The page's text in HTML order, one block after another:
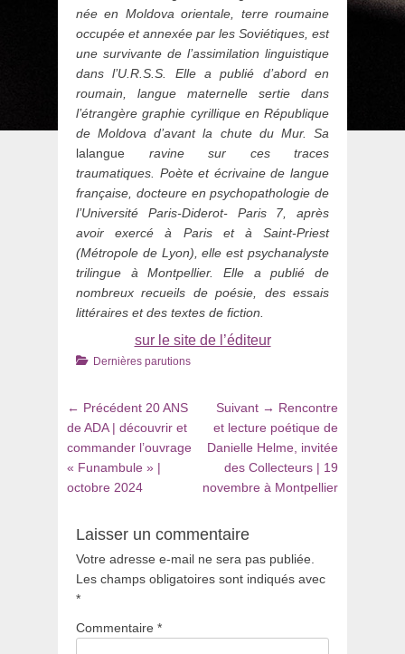
née en Moldova orientale, terre roumaine
occupée et annexée par les Soviétiques, est
une survivante de l’assimilation linguistique
dans l’U.R.S.S. Elle a publié d’abord en
roumain, langue maternelle sertie dans
l’étrangère graphie cyrillique en République
de Moldova d’avant la chute du Mur. Sa
lalangue ravine sur ces traces
traumatiques. Poète et écrivaine de langue
française, docteure en psychopathologie de
l’Université Paris-Diderot- Paris 7, après
avoir exercé à Paris et à Saint-Priest
(Métropole de Lyon), elle est psychanalyste
trilingue à Montpellier. Elle a publié de
nombreux recueils de poésie, des essais
littéraires et des textes de fiction.
sur le site de l’éditeur
Catégories
Dernières parutions
Navigation
de
l’article
← Précédent Article
précédent
:
20 ANS
de ADA | découvrir et
commander l’ouvrage
« Funambule » |
octobre 2024
Suivant → Article
suivant
:
Rencontre
et lecture poétique de
Danielle Helme, invitée
des Collecteurs | 19
novembre à Montpellier
Laisser un commentaire
Votre adresse e-mail ne sera pas publiée.
Les champs obligatoires sont indiqués avec
*
Commentaire *